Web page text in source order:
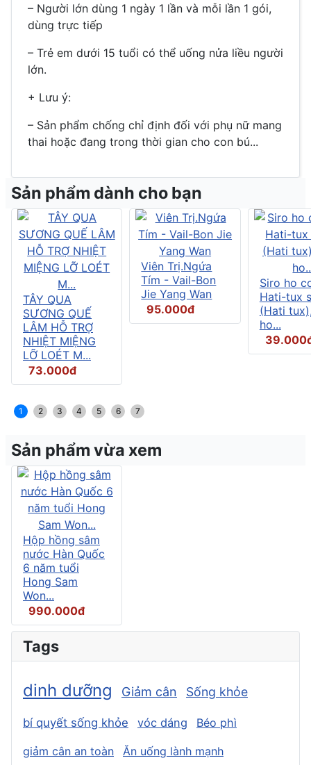
– Người lớn dùng 1 ngày 1 lần và mỗi lần 1 gói,
dùng trực tiếp
– Trẻ em dưới 15 tuổi có thể uống nửa liều người
lớn.
+ Lưu ý:
– Sản phẩm chống chỉ định đối với phụ nữ mang
thai hoặc đang trong thời gian cho con bú...
Sản phẩm dành cho bạn
TÂY QUA
SƯƠNG QUẾ
LÂM HỖ TRỢ
NHIỆT MIỆNG
LỠ LOÉT M...
73.000đ
Viên Trị.Ngứa
Tím - Vail-Bon
Jie Yang Wan
95.000đ
Siro ho
Hati-tux
(Hati
ho...
1 2 3 4 5 6 7
Sản phẩm vừa xem
Hộp hồng sâm
nước Hàn Quốc
6 năm tuổi
Hong Sam
Won...
990.000đ
Tags
dinh dưỡng Giảm cân Sống khỏe
bí quyết sống khỏe vóc dáng Béo phì
giảm cân an toàn Ăn uống lành mạnh